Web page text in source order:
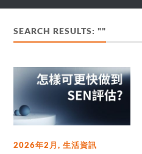
SEARCH RESULTS: ""
2026年2月,生活資訊